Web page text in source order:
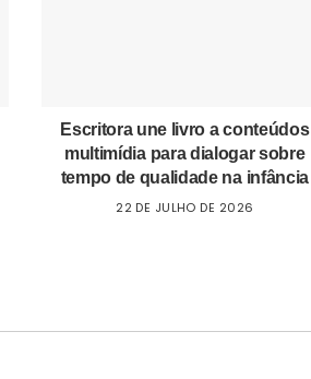
Escritora une livro a conteúdos
multimídia para dialogar sobre
tempo de qualidade na infância
22 DE JULHO DE 2026